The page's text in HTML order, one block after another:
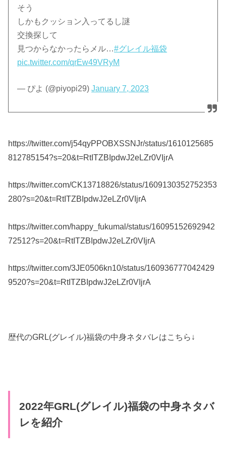
そう
しかもクッション入ってるし謎
交換探して
見つからなかったらメル…#グレイル福袋
pic.twitter.com/qrEw49VRyM
— ぴよ (@piyopi29)January 7, 2023
https://twitter.com/j54qyPPOBXSSNJr/status/1610125685
812785154?s=20&t=RtITZBIpdwJ2eLZr0VIjrA
https://twitter.com/CK13718826/status/1609130352752353
280?s=20&t=RtITZBIpdwJ2eLZr0VIjrA
https://twitter.com/happy_fukumal/status/16095152692942
72512?s=20&t=RtITZBIpdwJ2eLZr0VIjrA
https://twitter.com/3JE0506kn10/status/160936777042429
9520?s=20&t=RtITZBIpdwJ2eLZr0VIjrA
歴代のGRL(グレイル)福袋の中身ネタバレはこちら↓
2022年GRL(グレイル)福袋の中身ネタバ
レを紹介